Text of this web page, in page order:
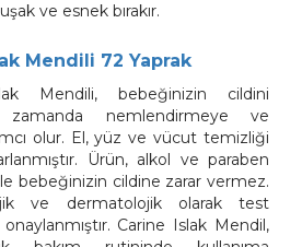
ve esnek bırakır.
Mendili 72 Yaprak
Mendili, bebeğinizin cildini
zamanda nemlendirmeye ve
olur. El, yüz ve vücut temizliği
Ürün, alkol ve paraben
bebeğinizin cildine zarar vermez.
ve dermatolojik olarak test
Carine Islak Mendil,